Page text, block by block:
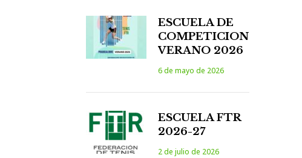
ESCUELA DE
COMPETICION
VERANO 2026
6 de mayo de 2026
ESCUELA FTR
2026-27
2 de julio de 2026